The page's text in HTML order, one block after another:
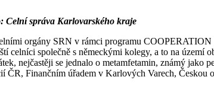
Celní správa Karlovarského kraje
orgány SRN v rámci programu
společně s německými kolegy, a to na území
nejčastěji se jednalo o metamfetamin, známý jako
Finančním úřadem v Karlových Varech, Českou